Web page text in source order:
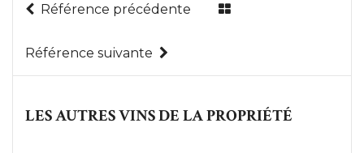
Référence précédente
Référence suivante
LES AUTRES VINS DE LA PROPRIÉTÉ